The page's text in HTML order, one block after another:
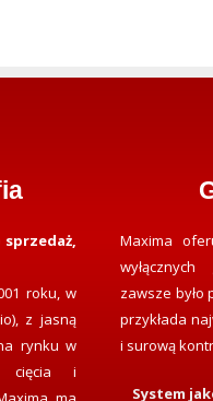
roku, w
z jasną
rynku w
cięcia i
Maxima
wyłącznych
zawsze było
przykłada
i surową
System